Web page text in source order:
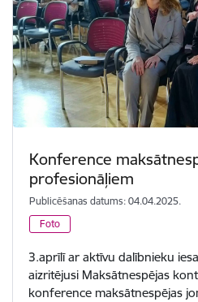
Konference
profesionāļiem
Publicēšanas datums: 04.04.2025.
Foto
3.aprīlī ar aktīvu dalībnieku
aizritējusi Maksātnespējas
konference maksātnespējas